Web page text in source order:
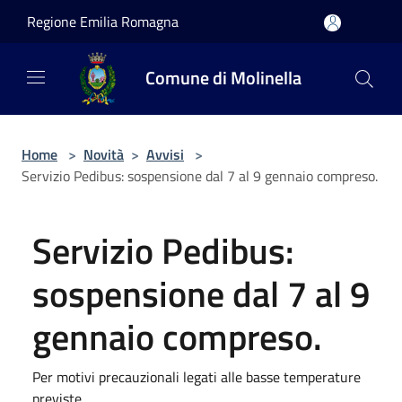
Regione Emilia Romagna
Comune di Molinella
Home > Novità > Avvisi >
Servizio Pedibus: sospensione dal 7 al 9 gennaio compreso.
Servizio Pedibus:
sospensione dal 7 al 9
gennaio compreso.
Per motivi precauzionali legati alle basse temperature